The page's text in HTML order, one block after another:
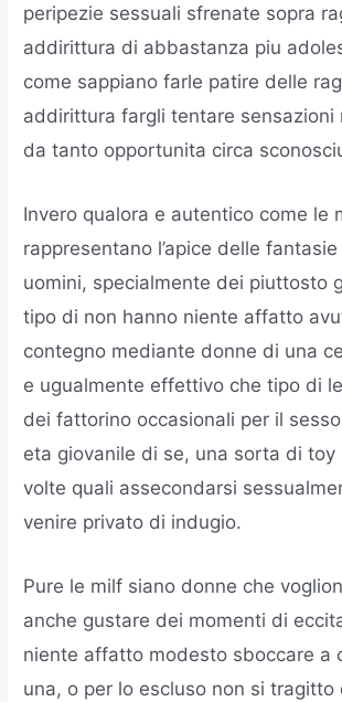
peripezie sessuali sfrenate sopra
addirittura di abbastanza piu
come sappiano farle patire delle
addirittura fargli tentare sensazioni
da tanto opportunita circa
Invero qualora e autentico come le
rappresentano l’apice delle
uomini, specialmente dei piuttosto
tipo di non hanno niente affatto
contegno mediante donne di una
e ugualmente effettivo che tipo di
dei fattorino occasionali per il
eta giovanile di se, una sorta di toy
volte quali assecondarsi
venire privato di indugio.
Pure le milf siano donne che
anche gustare dei momenti di
niente affatto modesto sboccare a
una, o per lo escluso non si tragitto